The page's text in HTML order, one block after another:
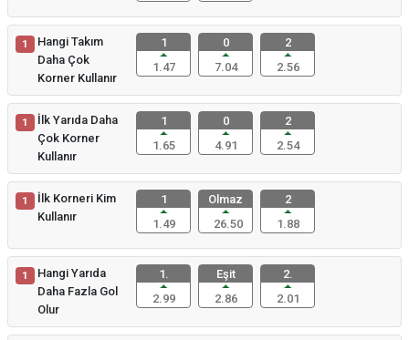
1
Hangi Takım
Daha Çok
Korner Kullanır
1
1.47
0
7.04
2
2.56
1
İlk Yarıda Daha
Çok Korner
Kullanır
1
1.65
0
4.91
2
2.54
1
İlk Korneri Kim
Kullanır
1
1.49
Olmaz
26.50
2
1.88
1
Hangi Yarıda
Daha Fazla Gol
Olur
1.
2.99
Eşit
2.86
2.
2.01